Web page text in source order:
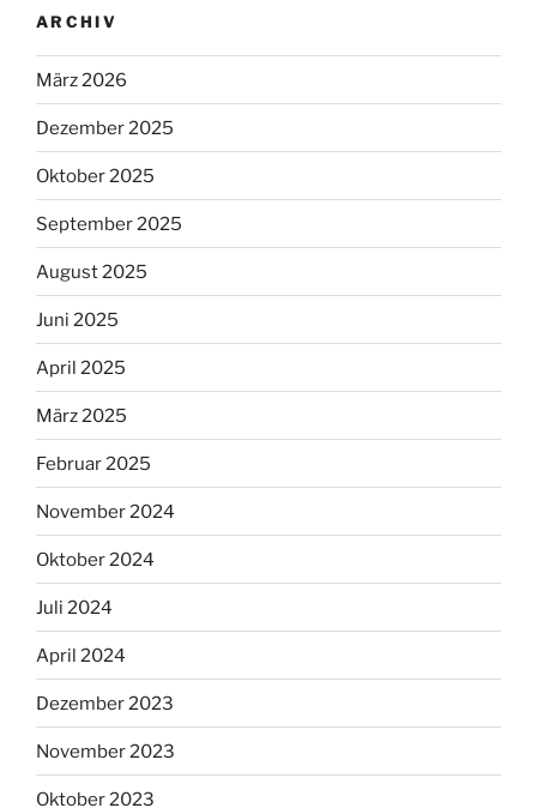
ARCHIV
März 2026
Dezember 2025
Oktober 2025
September 2025
August 2025
Juni 2025
April 2025
März 2025
Februar 2025
November 2024
Oktober 2024
Juli 2024
April 2024
Dezember 2023
November 2023
Oktober 2023